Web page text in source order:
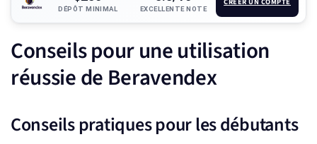
DÉPÔT MINIMAL EXCELLENTE NOTE
Conseils pour une utilisation
réussie de Beravendex
Conseils pratiques pour les débutants